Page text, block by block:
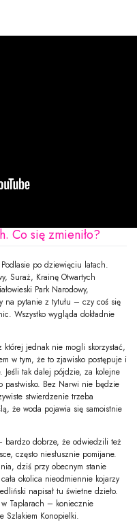
Co się zmieniło?
po dziewięciu latach.
Suraż, Krainę Otwartych
Park Narodowy,
na pytanie z tytułu – czy coś się
Wszystko wygląda dokładnie
jednak nie mogli skorzystać,
w tym, że to zjawisko postępuje i
Jeśli tak dalej pójdzie, za kolejne
pastwisko. Bez Narwi nie będzie
stwierdzenie trzeba
że woda pojawia się samoistnie
bardzo dobrze, że odwiedzili też
często niesłusznie pomijane.
dziś przy obecnym stanie
okolica nieodmiennie kojarzy
napisał tu świetne dzieło.
Taplarach – koniecznie
Szlakiem Konopielki.